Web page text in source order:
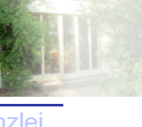
Hertlein